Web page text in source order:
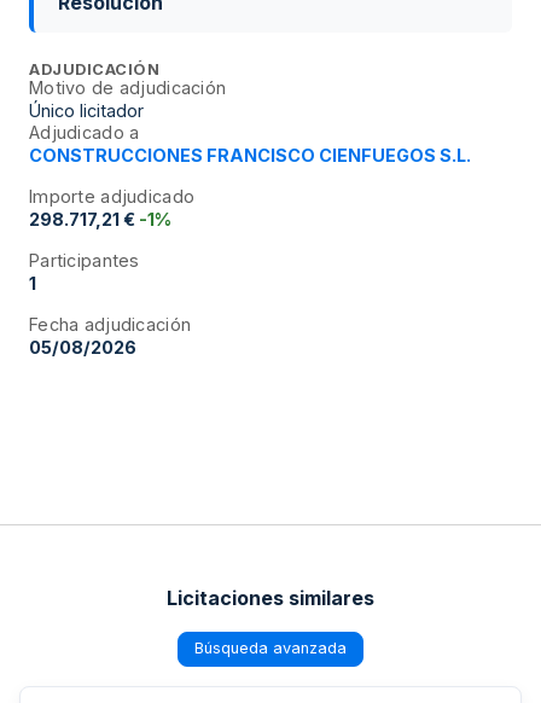
ADJUDICACIÓN
Motivo de adjudicación
Único licitador
Adjudicado a
CONSTRUCCIONES FRANCISCO CIENFUEGOS S.L.
Importe adjudicado
298.717,21 € -1%
Participantes
1
Fecha adjudicación
05/08/2026
Licitaciones similares
Búsqueda avanzada